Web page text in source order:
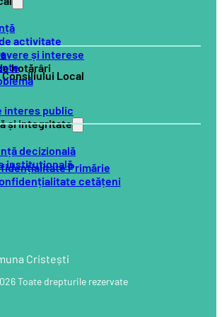
activitate
și interese
hotărâri
Local
interes public
și integritate
decizională
instituțională
Cristești
Toate drepturile rezervate
Primărie
cetățeni